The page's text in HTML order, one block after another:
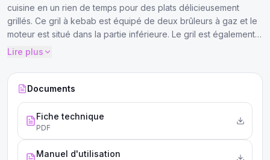
cuisine en un rien de temps pour des plats délicieusement
grillés. Ce gril à kebab est équipé de deux brûleurs à gaz et le
moteur est situé dans la partie inférieure. Le gril est également
livré avec un bac de récupération en acier inoxydable très
Lire plus
Documents
Fiche technique
PDF
Manuel d'utilisation